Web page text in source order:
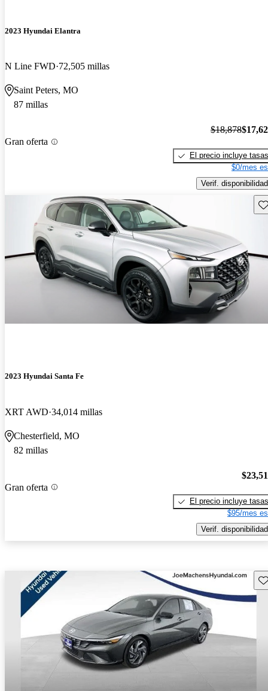
2023 Hyundai Elantra
N Line FWD 72,505 millas
Saint Peters, MO
87 millas
Gran oferta
$18,878
El precio incluye tasas
$0/mes
Verif. disponibilidad
2023 Hyundai Santa Fe
XRT AWD 34,014 millas
Chesterfield, MO
82 millas
Gran oferta
El precio incluye tasas
$95/mes
Verif. disponibilidad